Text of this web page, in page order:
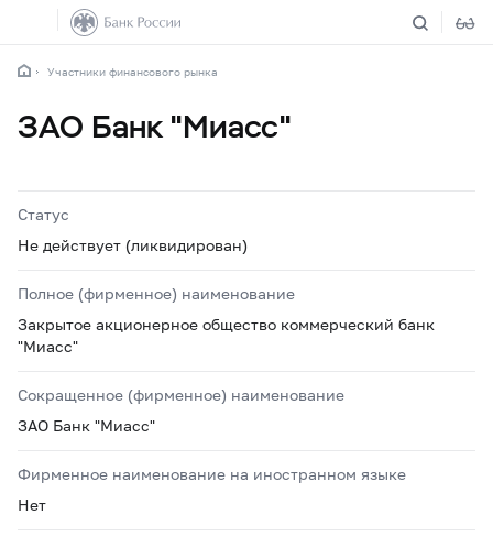
Участники финансового рынка
ЗАО Банк "Миасс"
Статус
Не действует (ликвидирован)
Полное (фирменное) наименование
Закрытое акционерное общество коммерческий банк
"Миасс"
Сокращенное (фирменное) наименование
ЗАО Банк "Миасс"
Фирменное наименование на иностранном языке
Нет